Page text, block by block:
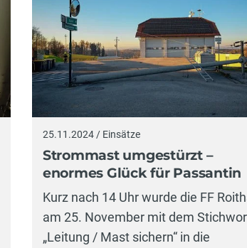
25.11.2024 / Einsätze
Strommast umgestürzt –
enormes Glück für Passantin
Kurz nach 14 Uhr wurde die FF
am 25. November mit dem
„Leitung / Mast sichern“ in die